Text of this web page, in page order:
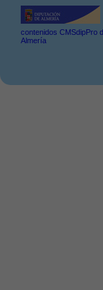
contenidos CMSdipPro
Almería